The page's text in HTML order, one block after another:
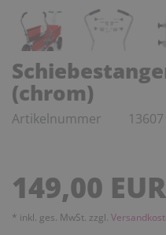
(chrom)
Artikelnummer 13607
149,00 EUR
* inkl. ges. MwSt. zzgl.